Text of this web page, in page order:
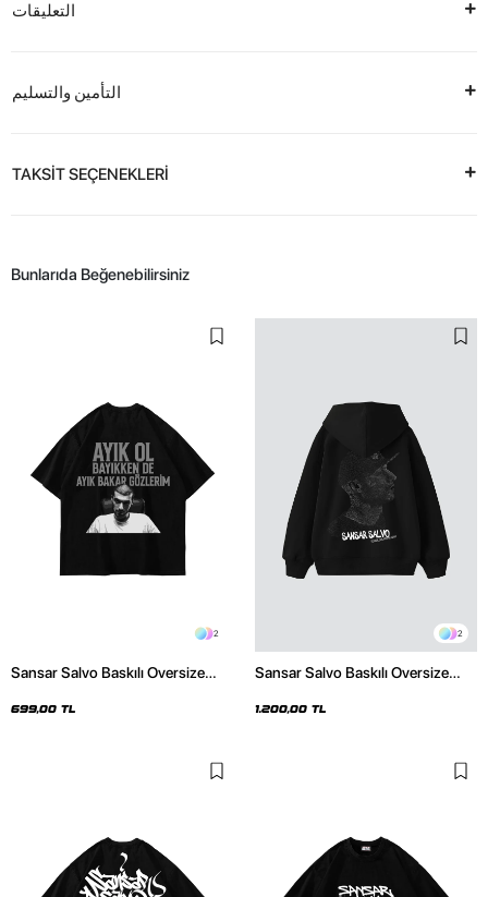
التعليقات
التأمين والتسليم
TAKSİT SEÇENEKLERİ
Bunlarıda Beğenebilirsiniz
2
Sansar Salvo Baskılı Oversize
699,00 TL
2
Sansar Salvo Baskılı Oversize
1.200,00 TL